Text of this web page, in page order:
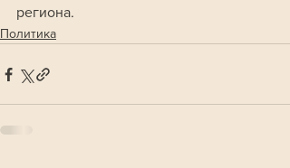
региона.
Политика